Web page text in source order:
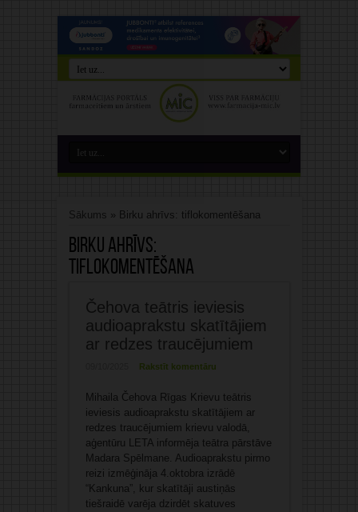
Sākums » Birku ahrīvs: tiflokomentēšana
Birku ahrīvs:
tiflokomentēšana
Čehova teātris ieviesis
audioaprakstu skatītājiem
ar redzes traucējumiem
Rakstīt komentāru
Mihaila Čehova Rīgas Krievu teātris
ieviesis audioaprakstu skatītājiem ar
redzes traucējumiem krievu valodā,
aģentūru LETA informēja teātra pārstāve
Madara Spēlmane. Audioaprakstu pirmo
reizi izmēģināja 4.oktobra izrādē
“Kankuna”, kur skatītāji austiņās
tiešraidē varēja dzirdēt skatuves